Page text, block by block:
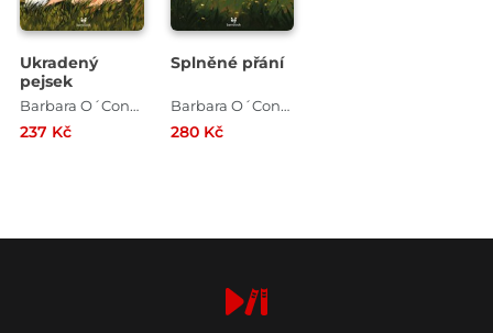
Ukradený
pejsek
Barbara O´Connorová
237 Kč
Splněné přání
Barbara O´Connorová
280 Kč